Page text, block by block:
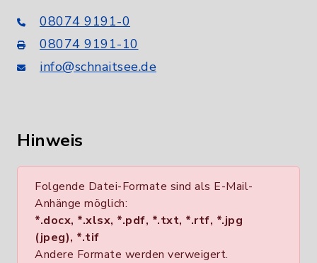
08074 9191-0
08074 9191-10
info@schnaitsee.de
Hinweis
Folgende Datei-Formate sind als E-Mail-
Anhänge möglich:
*.docx, *.xlsx, *.pdf, *.txt, *.rtf, *.jpg
(jpeg), *.tif
Andere Formate werden verweigert.